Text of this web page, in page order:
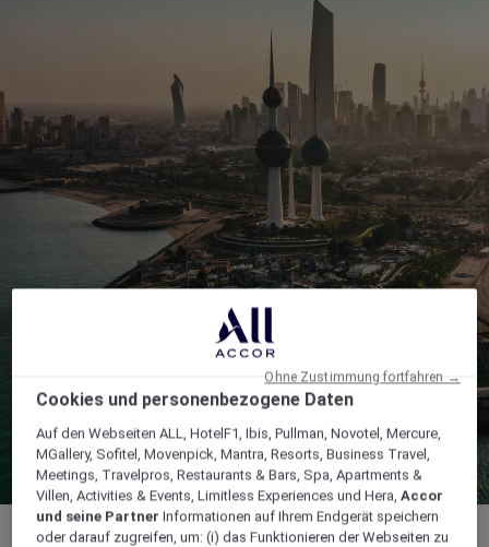
Cookies und personenbezogene Daten
Auf den Webseiten ALL, HotelF1, Ibis, Pullman, Novotel, Mercure,
MGallery, Sofitel, Movenpick, Mantra, Resorts, Business Travel,
Meetings, Travelpros, Restaurants & Bars, Spa, Apartments &
Villen, Activities & Events, Limitless Experiences und Hera,Accor
und seine Partner Informationen auf Ihrem Endgerät speichern
oder darauf zugreifen, um: (i) das Funktionieren der Webseiten zu
Ohne Zustimmung fortfahren →